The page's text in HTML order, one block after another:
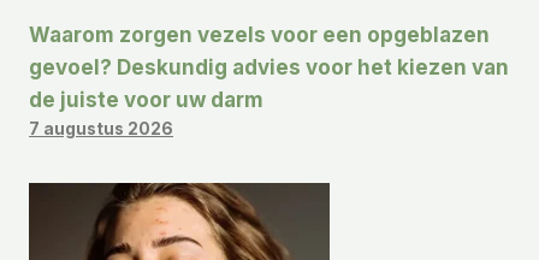
Waarom zorgen vezels voor een opgeblazen
gevoel? Deskundig advies voor het kiezen van
de juiste voor uw darm
7 augustus 2026